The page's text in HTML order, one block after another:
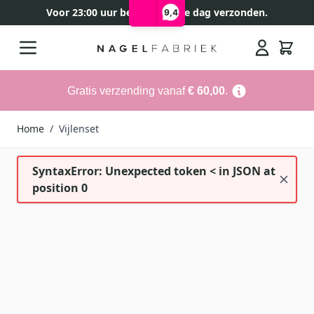
9,4
Voor 23:00 uur besteld, zelfde dag verzonden.
Gratis verzending vanaf€ 60,00.
Home / Vijlenset
SyntaxError: Unexpected token < in JSON at
position 0